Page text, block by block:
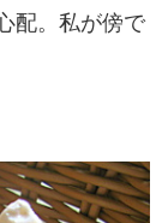
配。私が傍で